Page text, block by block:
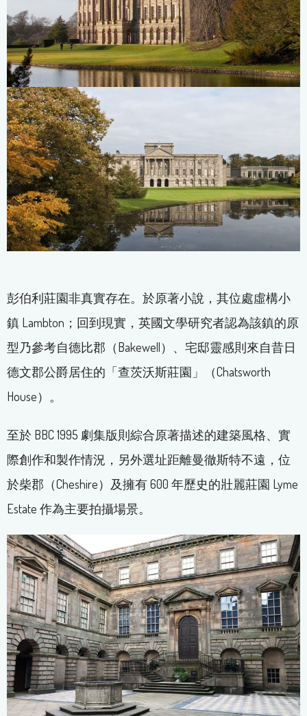
彭伯利莊園非真實存在。於原著小說，其位處虛構小
鎮 Lambton；回到現實，英國文學研究者認為該鎮的原
型乃參考自德比郡（Bakewell）、宅邸靈感則來自昔日
德文郡公爵居住的「查茨沃斯莊園」（Chatsworth
House）。
至於 BBC 1995 劇集版則綜合原著描述的建築風格、實
際創作和製作情況，另外選址距離曼徹斯特不遠，位
於柴郡（Cheshire）及擁有 600 年歷史的壯麗莊園 Lyme
Estate 作為主要拍攝場景。